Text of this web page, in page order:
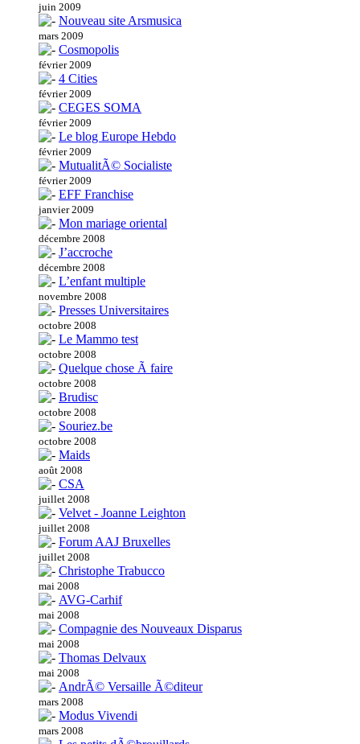
juin 2009
Nouveau site Arsmusica
mars 2009
Cosmopolis
février 2009
4 Cities
février 2009
CEGES SOMA
février 2009
Le blog Europe Hebdo
février 2009
MutualitÃ© Socialiste
février 2009
EFF Franchise
janvier 2009
Mon mariage oriental
décembre 2008
J’accroche
décembre 2008
L’enfant multiple
novembre 2008
Presses Universitaires
octobre 2008
Le Mammo test
octobre 2008
Quelque chose Ã faire
octobre 2008
Brudisc
octobre 2008
Souriez.be
octobre 2008
Maids
août 2008
CSA
juillet 2008
Velvet - Joanne Leighton
juillet 2008
Forum AAJ Bruxelles
juillet 2008
Christophe Trabucco
mai 2008
AVG-Carhif
mai 2008
Compagnie des Nouveaux Disparus
mai 2008
Thomas Delvaux
mai 2008
AndrÃ© Versaille Ã©diteur
mars 2008
Modus Vivendi
mars 2008